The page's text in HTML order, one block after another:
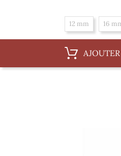
12 mm 16